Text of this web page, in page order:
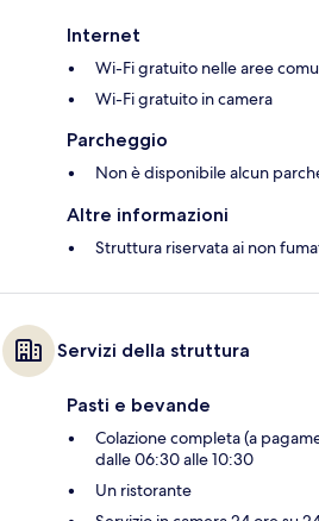
Internet
Wi-Fi gratuito nelle aree
Wi-Fi gratuito in camera
Parcheggio
Non è disponibile alcun
Altre informazioni
Struttura riservata ai non
Servizi della struttura
Pasti e bevande
Colazione completa (a
dalle 06:30 alle 10:30
Un ristorante